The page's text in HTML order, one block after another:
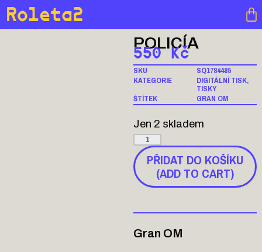
Roleta2
POLICÍA
550 Kč
SKU
SQ1784485
KATEGORIE
DIGITÁLNÍ TISK,
TISKY
ŠTÍTEK
GRAN OM
Jen 2 skladem
PŘIDAT DO KOŠÍKU
(ADD TO CART)
Gran OM